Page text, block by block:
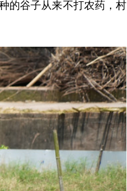
的谷子从来不打农药，村